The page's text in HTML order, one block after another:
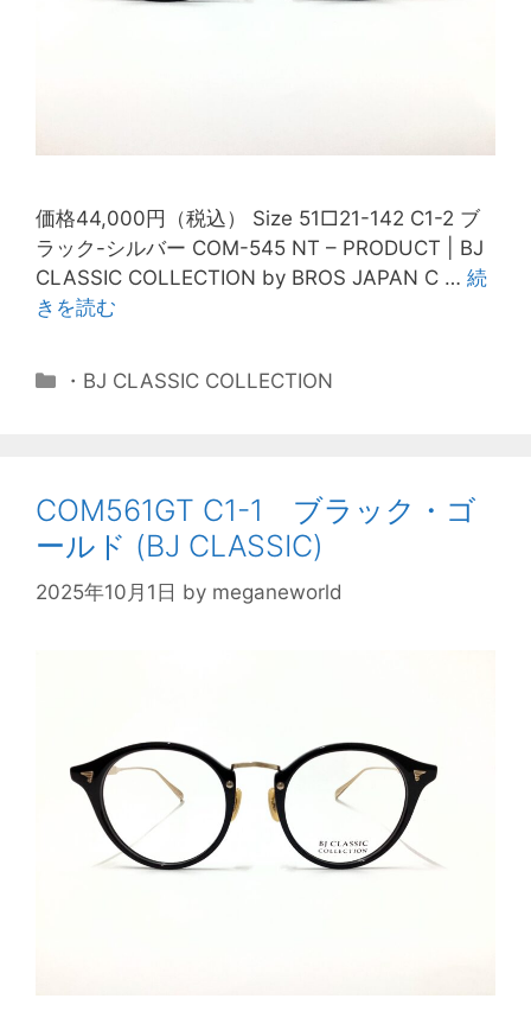
価格44,000円（税込） Size 51□21-142 C1-2 ブ
ラック-シルバー COM-545 NT – PRODUCT | BJ
CLASSIC COLLECTION by BROS JAPAN C … 続
きを読む
・BJ CLASSIC COLLECTION
COM561GT C1-1 ブラック・ゴ
ールド (BJ CLASSIC)
2025年10月1日 by meganeworld